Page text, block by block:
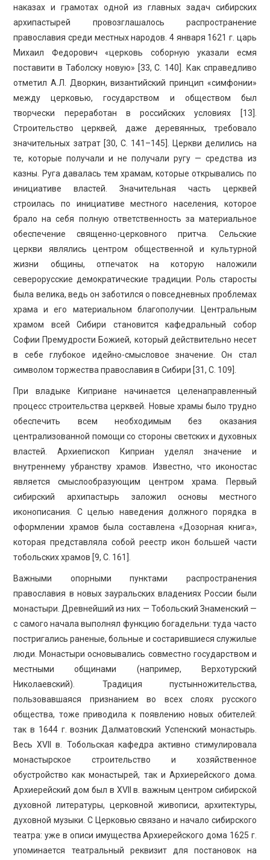
наказах и грамотах одной из главных задач сибирских
архипастырей провозглашалось распространение
православия среди местных народов. 4 января 1621 г. царь
Михаил Федорович «церковь соборную указали есмя
поставити в Таболску новую» [33, С. 140]. Как справедливо
отметил А.Л. Дворкин, византийский принцип «симфонии»
между церковью, государством и обществом был
творчески переработан в российских условиях [13].
Строительство церквей, даже деревянных, требовало
значительных затрат [30, С. 141–145]. Церкви делились на
те, которые получали и не получали ругу — средства из
казны. Руга давалась тем храмам, которые открывались по
инициативе властей. Значительная часть церквей
строилась по инициативе местного населения, которое
брало на себя полную ответственность за материальное
обеспечение священно-церковного притча. Сельские
церкви являлись центром общественной и культурной
жизни общины, отпечаток на которую наложили
северорусские демократические традиции. Роль старосты
была велика, ведь он заботился о повседневных проблемах
храма и его материальном благополучии. Центральным
храмом всей Сибири становится кафедральный собор
Софии Премудрости Божией, который действительно несет
в себе глубокое идейно-смысловое значение. Он стал
символом торжества православия в Сибири [31, С. 109].
При владыке Киприане начинается целенаправленный
процесс строительства церквей. Новые храмы было трудно
обеспечить всем необходимым без оказания
централизованной помощи со стороны светских и духовных
властей. Архиепископ Киприан уделял значение и
внутреннему убранству храмов. Известно, что иконостас
является смыслообразующим центром храма. Первый
сибирский архипастырь заложил основы местного
иконописания. С целью наведения должного порядка в
оформлении храмов была составлена «Дозорная книга»,
которая представляла собой реестр икон большей части
тобольских храмов [9, C. 161].
Важными опорными пунктами распространения
православия в новых зауральских владениях России были
монастыри. Древнейший из них — Тобольский Знаменский —
с самого начала выполнял функцию богадельни: туда часто
постригались раненые, больные и состарившиеся служилые
люди. Монастыри основывались совместно государством и
местными общинами (например, Верхотурский
Николаевский). Традиция пустынножительства,
пользовавшаяся признанием во всех слоях русского
общества, тоже приводила к появлению новых обителей:
так в 1644 г. возник Далматовский Успенский монастырь.
Весь XVII в. Тобольская кафедра активно стимулировала
монастырское строительство и хозяйственное
обустройство как монастырей, так и Архиерейского дома.
Архиерейский дом был в XVII в. важным центром сибирской
духовной литературы, церковной живописи, архитектуры,
духовной музыки. С Церковью связано и начало сибирского
театра: уже в описи имущества Архиерейского дома 1625 г.
упоминается театральный реквизит для постановок на